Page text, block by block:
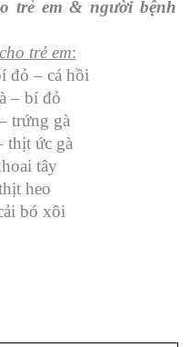
trẻ em & người bệnh
trẻ em:
đỏ – cá hồi
– bí đỏ
trứng gà
thịt ức gà
tây
heo
bó xôi